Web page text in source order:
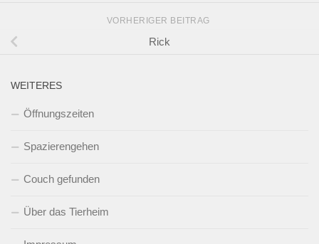
VORHERIGER BEITRAG
Rick
WEITERES
Öffnungszeiten
Spazierengehen
Couch gefunden
Über das Tierheim